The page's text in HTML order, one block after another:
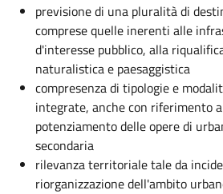
previsione di una pluralità di
comprese quelle inerenti alle
d'interesse pubblico, alla
naturalistica e paesaggistica
compresenza di tipologie e
integrate, anche con riferimento
potenziamento delle opere di
secondaria
rilevanza territoriale tale da
riorganizzazione dell'ambito